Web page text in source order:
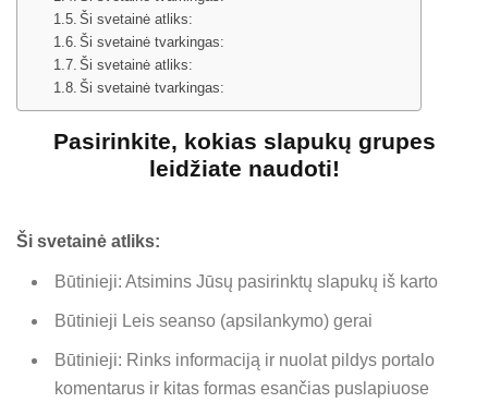
Ši svetainė atliks:
Ši svetainė tvarkingas:
Ši svetainė atliks:
Ši svetainė tvarkingas:
Pasirinkite, kokias slapukų grupes
leidžiate naudoti!
Ši svetainė atliks:
Būtinieji: Atsimins Jūsų pasirinktų slapukų iš karto
Būtinieji Leis seanso (apsilankymo) gerai
Būtinieji: Rinks informaciją ir nuolat pildys portalo
komentarus ir kitas formas esančias puslapiuose